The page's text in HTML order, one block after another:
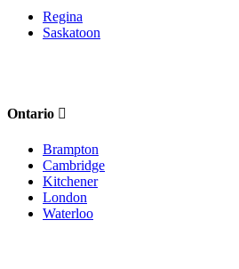
Regina
Saskatoon
Ontario
Brampton
Cambridge
Kitchener
London
Waterloo